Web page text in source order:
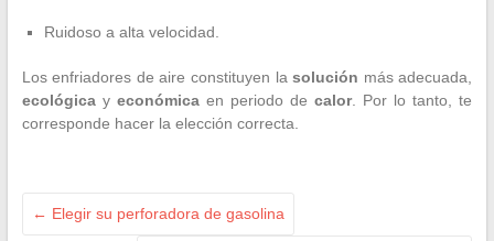
Ruidoso a alta velocidad.
Los enfriadores de aire constituyen lasolución más adecuada,
ecológicay económicaen periodo decalor. Por lo tanto, te
corresponde hacer la elección correcta.
← Elegir su perforadora de gasolina